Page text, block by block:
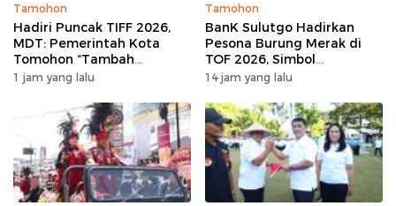
Tamohon
Hadiri Puncak TIFF 2026,
MDT: Pemerintah Kota
Tomohon “Tambah
Mantap”, Usai Parade
kepada Masyarakat
1 jam yang lalu
Tamohon
BanK Sulutgo Hadirkan
Pesona Burung Merak di
TOF 2026, Simbol
Keagungan Dan
14 jam yang lalu